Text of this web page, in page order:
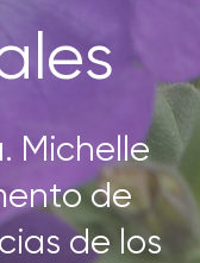
Michelle
de
de los